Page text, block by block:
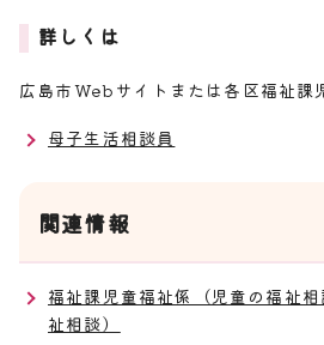
詳しくは
広島市Webサイトまたは各区福祉課
母子生活相談員
関連情報
福祉課児童福祉係（児童の福祉
祉相談）